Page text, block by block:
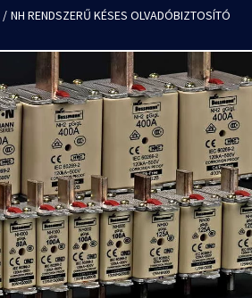
/ NH RENDSZERŰ KÉSES OLVADÓBIZTOSÍTÓ